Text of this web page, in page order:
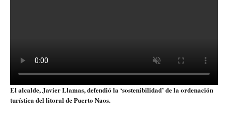
El alcalde, Javier Llamas, defendió la ‘sostenibilidad’ de la ordenación
turística del litoral de Puerto Naos.